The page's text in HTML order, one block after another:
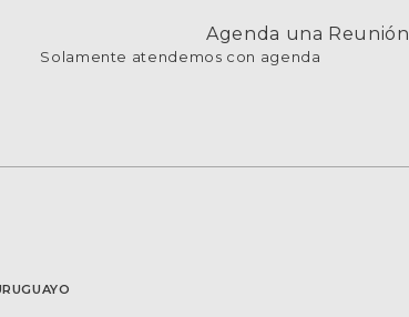
Agenda una Reunión
Solamente atendemos con agenda